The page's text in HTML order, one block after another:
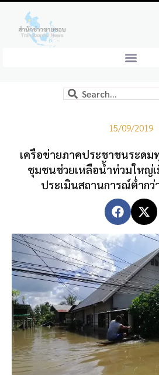
15/09/2019
เครือข่ายภาคประชาชนระดม
ชุมชนช่วยเหลือน้ำท่วมใหญ่
ประเมินสถานการณ์ต่ำกว่